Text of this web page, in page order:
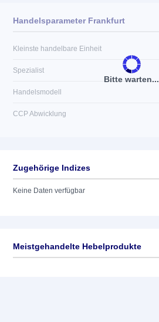
Bitte warten...
Handelsparameter Frankfurt
Kleinste handelbare Einheit
Spezialist
Handelsmodell
CCP Abwicklung
Zugehörige Indizes
Keine Daten verfügbar
Meistgehandelte Hebelprodukte